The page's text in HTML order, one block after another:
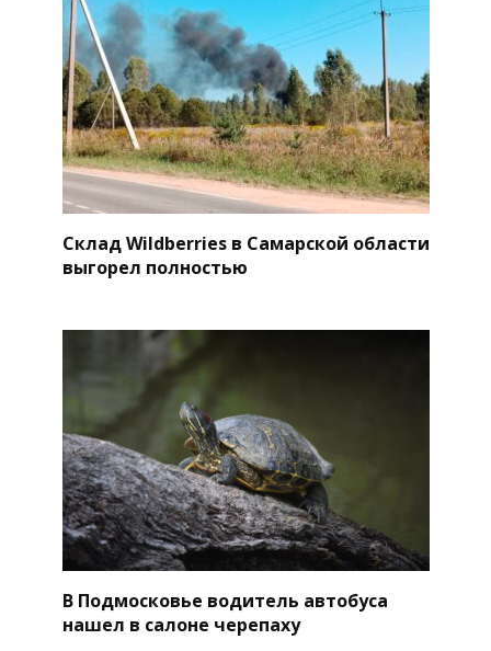
Склад Wildberries в Самарской области
выгорел полностью
В Подмосковье водитель автобуса
нашел в салоне черепаху